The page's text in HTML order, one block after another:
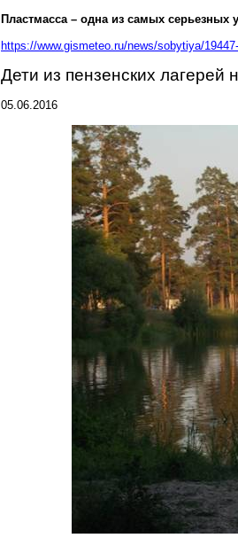
Пластмасса – одна из самых серьезных
https://www.gismeteo.ru/news/sobytiya/
Дети из пензенских лагерей
05.06.2016